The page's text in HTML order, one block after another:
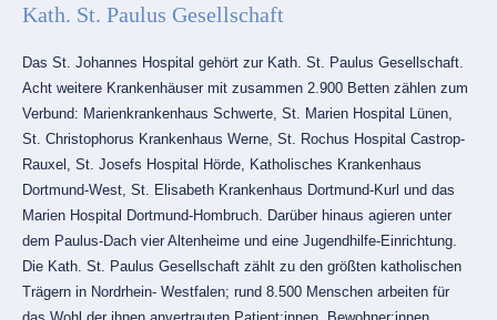
Kath. St. Paulus Gesellschaft
Das St. Johannes Hospital gehört zur Kath. St. Paulus Gesellschaft.
Acht weitere Krankenhäuser mit zusammen 2.900 Betten zählen zum
Verbund: Marienkrankenhaus Schwerte, St. Marien Hospital Lünen,
St. Christophorus Krankenhaus Werne, St. Rochus Hospital Castrop-
Rauxel, St. Josefs Hospital Hörde, Katholisches Krankenhaus
Dortmund-West, St. Elisabeth Krankenhaus Dortmund-Kurl und das
Marien Hospital Dortmund-Hombruch. Darüber hinaus agieren unter
dem Paulus-Dach vier Altenheime und eine Jugendhilfe-Einrichtung.
Die Kath. St. Paulus Gesellschaft zählt zu den größten katholischen
Trägern in Nordrhein- Westfalen; rund 8.500 Menschen arbeiten für